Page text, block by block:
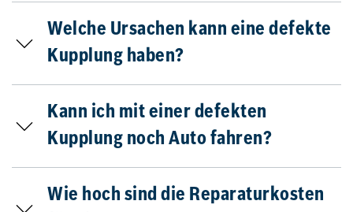
Welche Ursachen kann eine defekte
Kupplung haben?
Kann ich mit einer defekten
Kupplung noch Auto fahren?
Wie hoch sind die Reparaturkosten